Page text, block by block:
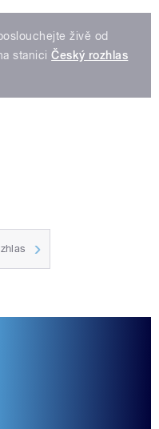
živě od
staniciČeský rozhlas